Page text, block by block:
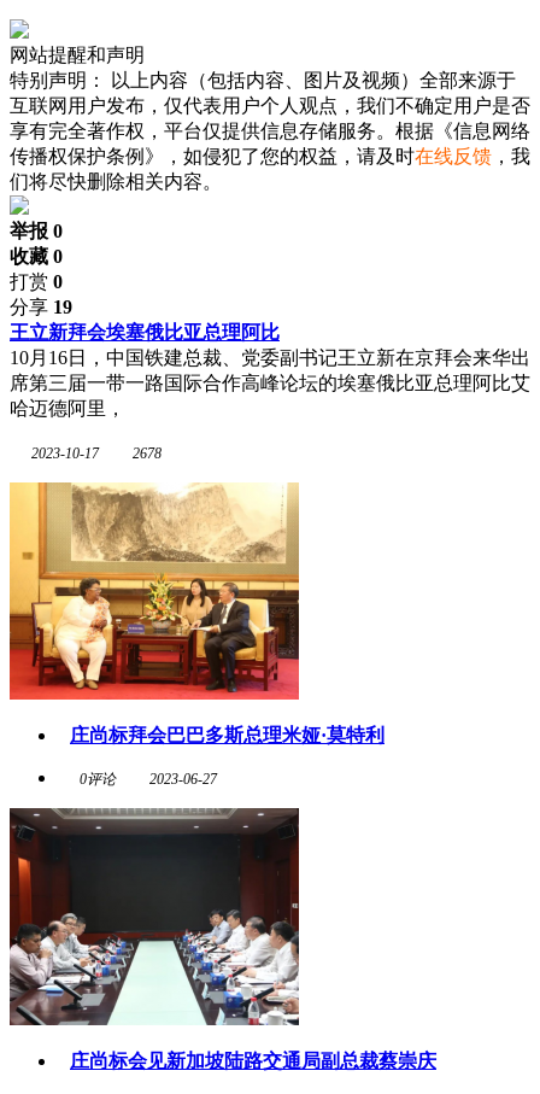
网站提醒和声明
特别声明：
以上内容（包括内容、图片及视频）全部来源于
互联网用户发布，仅代表用户个人观点，我们不确定用户是否
享有完全著作权，平台仅提供信息存储服务。根据《信息网络
传播权保护条例》，如侵犯了您的权益，请及时在线反馈 ，我
们将尽快删除相关内容。
举报 0
收藏 0
打赏 0
分享 19
王立新拜会埃塞俄比亚总理阿比
10月16日，中国铁建总裁、党委副书记王立新在京拜会来华出
席第三届一带一路国际合作高峰论坛的埃塞俄比亚总理阿比艾
哈迈德阿里，
2023-10-17 2678
庄尚标拜会巴巴多斯总理米娅·莫特利
0评论 2023-06-27
庄尚标会见新加坡陆路交通局副总裁蔡崇庆